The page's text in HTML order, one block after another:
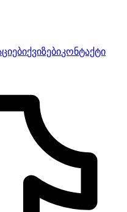
ქვიზებიკონტაქტი